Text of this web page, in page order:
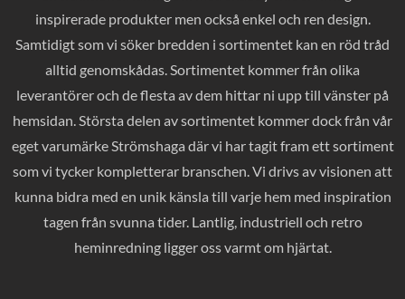
inspirerade produkter men också enkel och ren design.
Samtidigt som vi söker bredden i sortimentet kan en röd tråd
alltid genomskådas. Sortimentet kommer från olika
leverantörer och de flesta av dem hittar ni upp till vänster på
hemsidan. Största delen av sortimentet kommer dock från vår
eget varumärke Strömshaga där vi har tagit fram ett sortiment
som vi tycker kompletterar branschen. Vi drivs av visionen att
kunna bidra med en unik känsla till varje hem med inspiration
tagen från svunna tider. Lantlig, industriell och retro
heminredning ligger oss varmt om hjärtat.